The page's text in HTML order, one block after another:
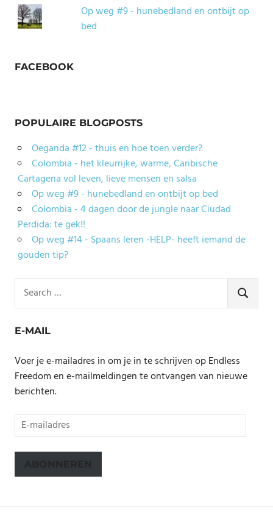
Op weg #9 - hunebedland en ontbijt op
bed
FACEBOOK
POPULAIRE BLOGPOSTS
Oeganda #12 - thuis en hoe toen verder?
Colombia - het kleurrijke, warme, Caribische
Cartagena vol leven, lieve mensen en salsa
Op weg #9 - hunebedland en ontbijt op bed
Colombia - 4 dagen door de jungle naar Ciudad
Perdida: te gek!!
Op weg #14 - Spaans leren -HELP- heeft iemand de
gouden tip?
for:
SEARCH
E-MAIL
Voer je e-mailadres in om je in te schrijven op Endless
Freedom en e-mailmeldingen te ontvangen van nieuwe
berichten.
E-
mailadres
ABONNEREN